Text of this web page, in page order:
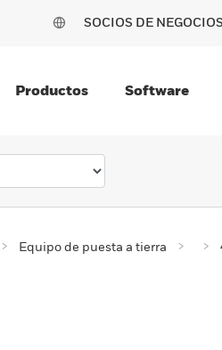
SOCIOS DE NEGOCIOS
Productos Software
Equipo de puesta a tierra